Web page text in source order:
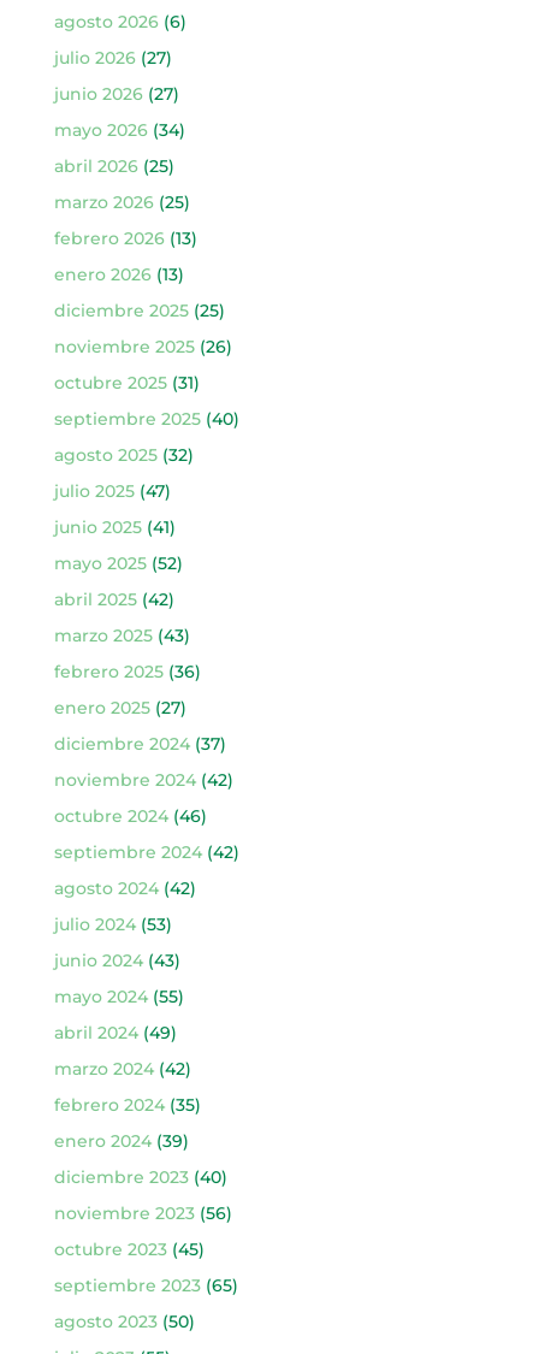
agosto 2026(6)
julio 2026(27)
junio 2026(27)
mayo 2026(34)
abril 2026(25)
marzo 2026(25)
febrero 2026(13)
enero 2026(13)
diciembre 2025(25)
noviembre 2025(26)
octubre 2025(31)
septiembre 2025(40)
agosto 2025(32)
julio 2025(47)
junio 2025(41)
mayo 2025(52)
abril 2025(42)
marzo 2025(43)
febrero 2025(36)
enero 2025(27)
diciembre 2024(37)
noviembre 2024(42)
octubre 2024(46)
septiembre 2024(42)
agosto 2024(42)
julio 2024(53)
junio 2024(43)
mayo 2024(55)
abril 2024(49)
marzo 2024(42)
febrero 2024(35)
enero 2024(39)
diciembre 2023(40)
noviembre 2023(56)
octubre 2023(45)
septiembre 2023(65)
agosto 2023(50)